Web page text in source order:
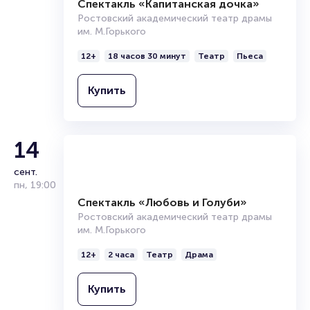
Спектакль «Капитанская дочка»
Ростовский академический театр драмы
12+ 18 часов 30 минут
14
Спектакль «Любовь и Голуби»
Ростовский академический театр драмы
им. М.Горького